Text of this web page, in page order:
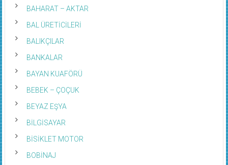
BAHARAT – AKTAR
BAL ÜRETİCİLERİ
BALIKÇILAR
BANKALAR
BAYAN KUAFÖRÜ
BEBEK – ÇOÇUK
BEYAZ EŞYA
BİLGİSAYAR
BİSİKLET MOTOR
BOBİNAJ